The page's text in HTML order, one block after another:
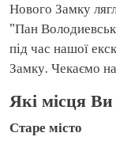
Нового Замку
"Пан
під час нашої
Замку. Чекаємо
Які місця Ви
Старе місто